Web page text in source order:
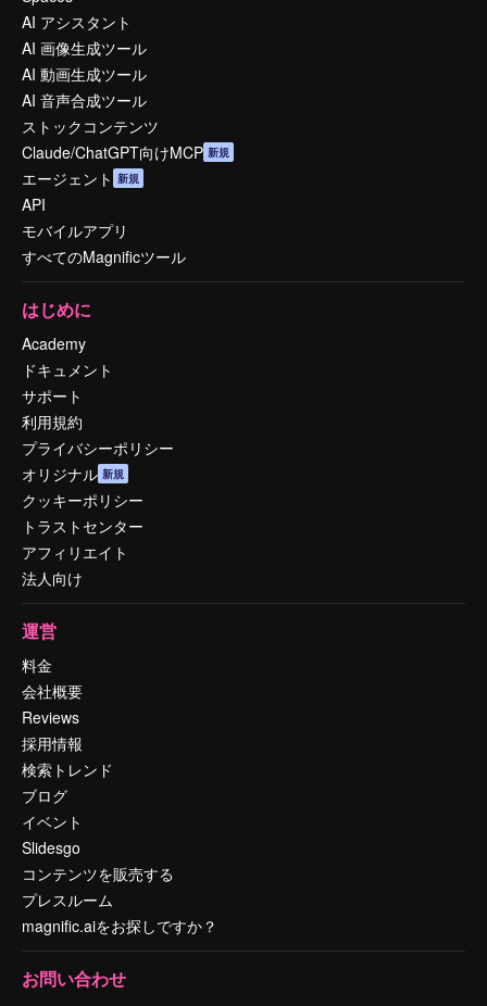
AI アシスタント
AI 画像生成ツール
AI 動画生成ツール
AI 音声合成ツール
ストックコンテンツ
Claude/ChatGPT向けMCP 新規
エージェント 新規
API
モバイルアプリ
すべてのMagnificツール
はじめに
Academy
ドキュメント
サポート
利用規約
プライバシーポリシー
オリジナル 新規
クッキーポリシー
トラストセンター
アフィリエイト
法人向け
運営
料金
会社概要
Reviews
採用情報
検索トレンド
ブログ
イベント
Slidesgo
コンテンツを販売する
プレスルーム
magnific.aiをお探しですか？
お問い合わせ